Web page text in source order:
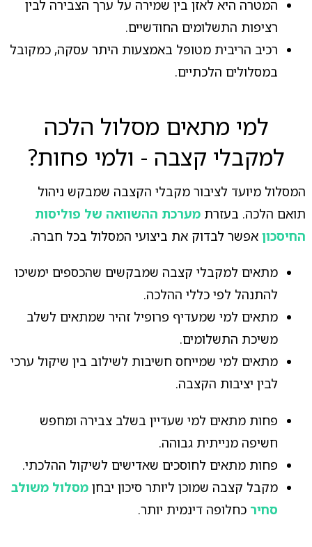
המטרה היא לאזן בין שמירה על ערך הצבירה לבין
רציפות התשלומים החודשיים.
רכיב הריבית מטופל באמצעות היתר עסקה, כמקובל
במסלולים הלכתיים.
למי מתאים מסלול הלכה
למקבלי קצבה - ולמי פחות?
המסלול מיועד לציבור מקבלי הקצבה שמבקש ניהול
תואם הלכה. בעזרת מערכת ההשוואה של פוליסות
החיסכוןאפשר לבדוק את ביצועי המסלול בכל חברה.
מתאים למקבלי קצבה שמבקשים שהכספים ימשיכו
להתנהל לפי כללי ההלכה.
מתאים למי שמעדיף פרופיל זהיר שמתאים לשלב
משיכת התשלומים.
מתאים למי שמייחס חשיבות לשילוב בין שיקול ערכי
לבין יציבות הקצבה.
פחות מתאים למי שעדיין בשלב צבירה ומחפש
חשיפה מנייתית גבוהה.
פחות מתאים לחוסכים שאדישים לשיקול ההלכתי.
מקבל קצבה שמוכן ליותר סיכון יבחן מסלול משולב
סחירכחלופה דינמית יותר.